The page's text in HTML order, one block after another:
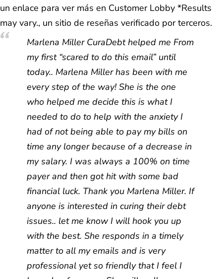
un enlace para ver más en Customer Lobby *Results
may vary., un sitio de reseñas verificado por terceros.
Marlena Miller CuraDebt helped me From
my first “scared to do this email” until
today.. Marlena Miller has been with me
every step of the way! She is the one
who helped me decide this is what I
needed to do to help with the anxiety I
had of not being able to pay my bills on
time any longer because of a decrease in
my salary. I was always a 100% on time
payer and then got hit with some bad
financial luck. Thank you Marlena Miller. If
anyone is interested in curing their debt
issues.. let me know I will hook you up
with the best. She responds in a timely
matter to all my emails and is very
professional yet so friendly that I feel I